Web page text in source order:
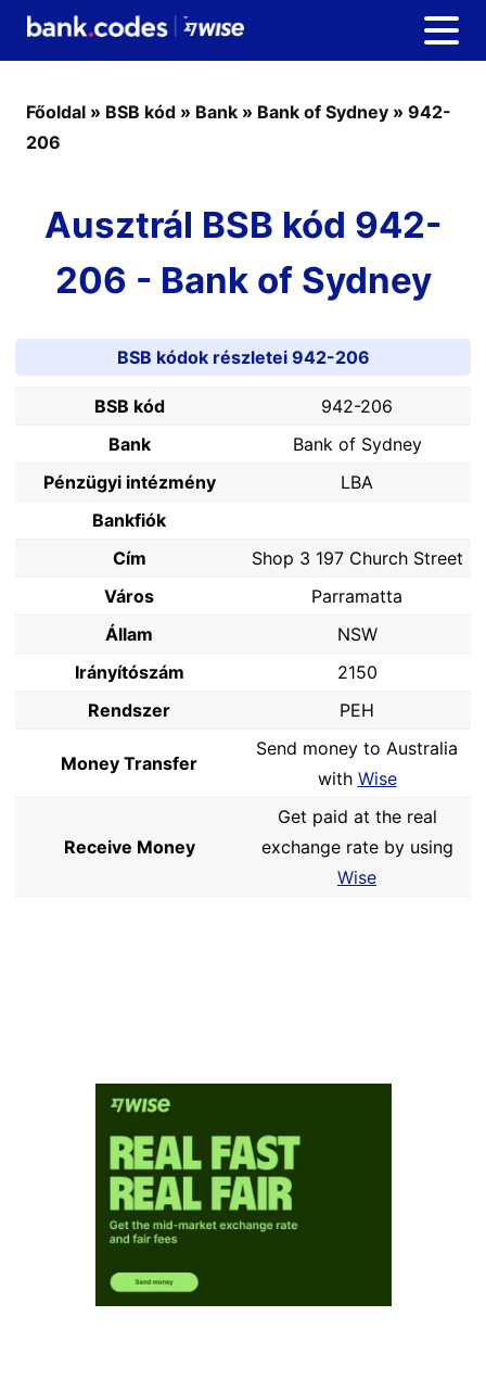
Főoldal » BSB kód » Bank » Bank of Sydney » 942-
206
Ausztrál BSB kód 942-
206 - Bank of Sydney
BSB kódok részletei 942-206
BSB kód
942-206
Bank
Bank of Sydney
Pénzügyi intézmény
LBA
Bankfiók
Cím
Shop 3 197 Church Street
Város
Parramatta
Állam
NSW
Irányítószám
2150
Rendszer
PEH
Money Transfer
Send money to Australia
with Wise
Receive Money
Get paid at the real
exchange rate by using
Wise